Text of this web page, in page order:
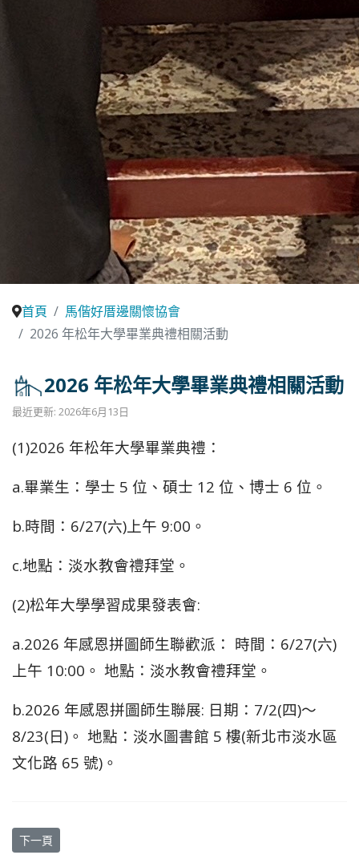
首頁
馬偕好厝邊關懷協會
2026 年松年大學畢業典禮相關活動
2026 年松年大學畢業典禮相關活動
最近更新: 2026年6月13日
(1)2026 年松年大學畢業典禮：
a.畢業生：學士 5 位、碩士 12 位、博士 6 位。
b.時間：6/27(六)上午 9:00。
c.地點：淡水教會禮拜堂。
(2)松年大學學習成果發表會:
a.2026 年感恩拼圖師生聯歡派： 時間：6/27(六)
上午 10:00。 地點： 淡水教會禮拜堂。
b.2026 年感恩拼圖師生聯展: 日期：7/2(四)～
8/23(日)。 地點：淡水圖書館 5 樓(新北市淡水區
文化路 65 號)。
下一篇文章: 松年大學辦公室搬遷至馬偕紀念大樓三樓(原 301 教室)。
下一頁